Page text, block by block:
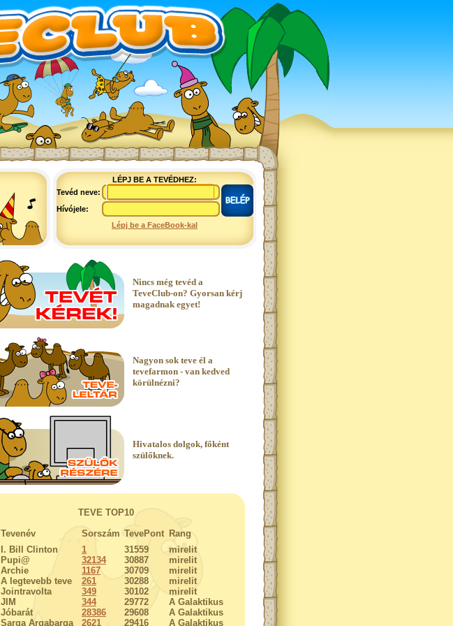
LÉPJ BE A TEVÉDHEZ:
Tevéd neve:
Hívójele:
Lépj be a FaceBook-kal
Nincs még tevéd a
TeveClub-on? Gyorsan kérj
magadnak egyet!
Nagyon sok teve él a
tevefarmon - van kedved
körülnézni?
Hivatalos dolgok, főként
szülőknek.
TEVE TOP10
Tevenév
Sorszám TevePont Rang
I. Bill Clinton 1 31559
mirelit
Pupi@ 32134 30887
mirelit
Archie 1167 30709
mirelit
A legtevebb teve 261 30288
mirelit
Jointravolta 349 30102
mirelit
JIM 344 29772
A Galaktikus
Jóbarát 28386 29608
A Galaktikus
Sarga Argabarga 2621 29416 A Galaktikus